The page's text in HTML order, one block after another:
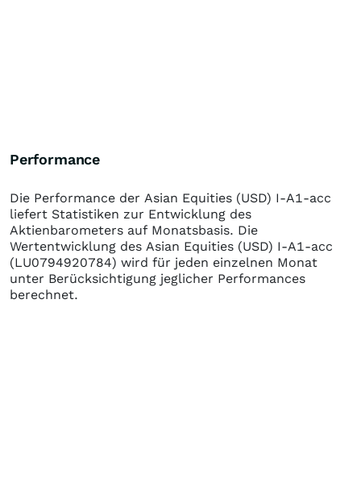
Performance
Die Performance der Asian Equities (USD) I-A1-acc
liefert Statistiken zur Entwicklung des
Aktienbarometers auf Monatsbasis. Die
Wertentwicklung des Asian Equities (USD) I-A1-acc
(LU0794920784) wird für jeden einzelnen Monat
unter Berücksichtigung jeglicher Performances
berechnet.